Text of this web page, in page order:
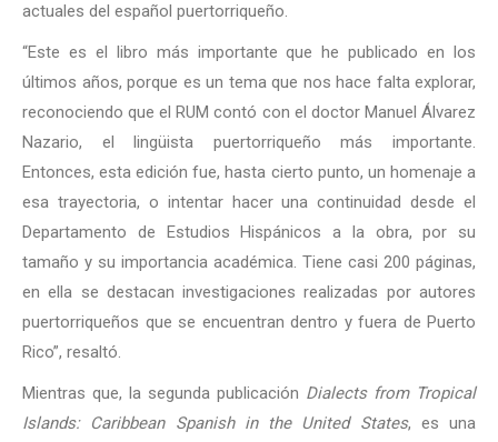
actuales del español puertorriqueño.
“Este es el libro más importante que he publicado en los
últimos años, porque es un tema que nos hace falta explorar,
reconociendo que el RUM contó con el doctor Manuel Álvarez
Nazario, el lingüista puertorriqueño más importante.
Entonces, esta edición fue, hasta cierto punto, un homenaje a
esa trayectoria, o intentar hacer una continuidad desde el
Departamento de Estudios Hispánicos a la obra, por su
tamaño y su importancia académica. Tiene casi 200 páginas,
en ella se destacan investigaciones realizadas por autores
puertorriqueños que se encuentran dentro y fuera de Puerto
Rico”, resaltó.
Mientras que, la segunda publicación Dialects from Tropical
Islands: Caribbean Spanish in the United States, es una